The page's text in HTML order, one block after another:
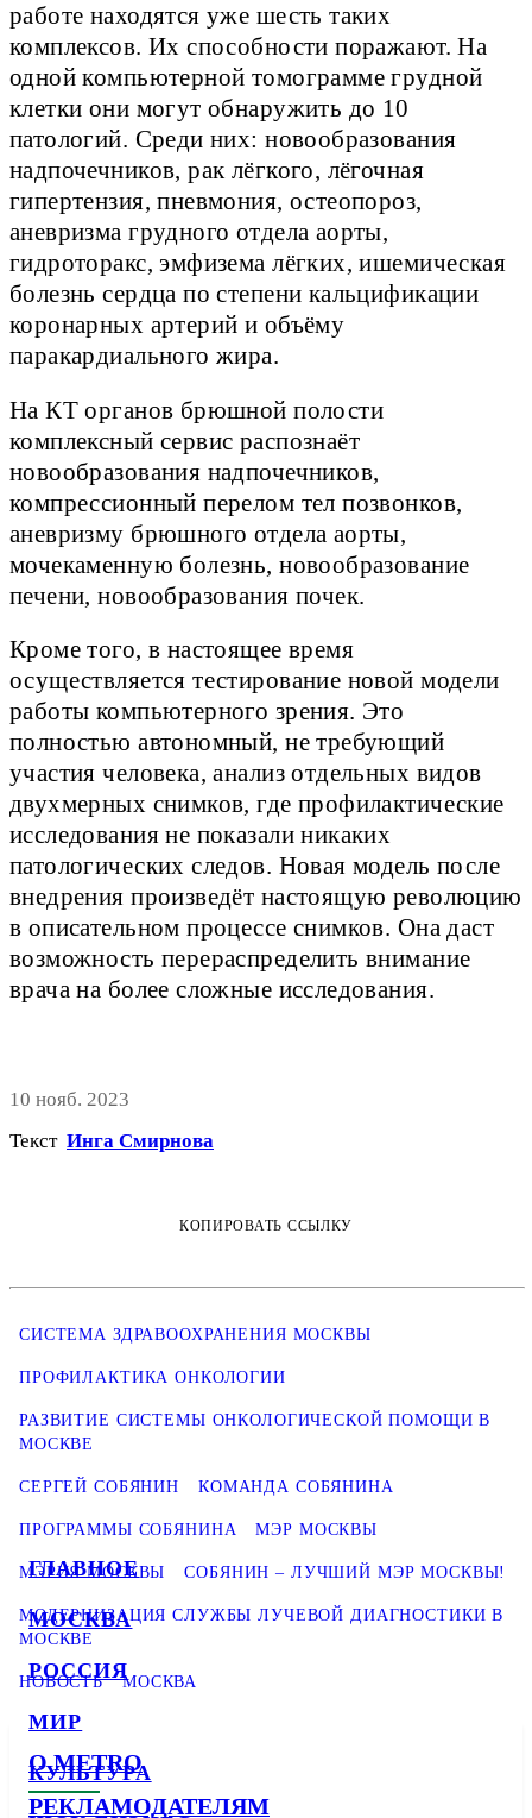
ГЛАВНОЕ
МОСКВА
РОССИЯ
МИР
КУЛЬТУРА
работе находятся уже шесть таких
комплексов. Их способности поражают. На
одной компьютерной томограмме грудной
клетки они могут обнаружить до 10
патологий. Среди них: новообразования
надпочечников, рак лёгкого, лёгочная
гипертензия, пневмония, остеопороз,
аневризма грудного отдела аорты,
гидроторакс, эмфизема лёгких, ишемическая
болезнь сердца по степени кальцификации
коронарных артерий и объёму
паракардиального жира.
На КТ органов брюшной полости
комплексный сервис распознаёт
новообразования надпочечников,
компрессионный перелом тел позвонков,
аневризму брюшного отдела аорты,
мочекаменную болезнь, новообразование
печени, новообразования почек.
Кроме того, в настоящее время
осуществляется тестирование новой модели
работы компьютерного зрения. Это
полностью автономный, не требующий
участия человека, анализ отдельных видов
двухмерных снимков, где профилактические
исследования не показали никаких
патологических следов. Новая модель после
внедрения произведёт настоящую революцию
в описательном процессе снимков. Она даст
возможность перераспределить внимание
врача на более сложные исследования.
10 нояб. 2023
Текст Инга Смирнова
КОПИРОВАТЬ ССЫЛКУ
СИСТЕМА ЗДРАВООХРАНЕНИЯ МОСКВЫ
ПРОФИЛАКТИКА ОНКОЛОГИИ
РАЗВИТИЕ СИСТЕМЫ ОНКОЛОГИЧЕСКОЙ ПОМОЩИ В
МОСКВЕ
СЕРГЕЙ СОБЯНИН КОМАНДА СОБЯНИНА
ПРОГРАММЫ СОБЯНИНА МЭР МОСКВЫ
МЭРИЯ МОСКВЫ СОБЯНИН – ЛУЧШИЙ МЭР МОСКВЫ!
МОДЕРНИЗАЦИЯ СЛУЖБЫ ЛУЧЕВОЙ ДИАГНОСТИКИ В
МОСКВЕ
НОВОСТЬ МОСКВА
О METRO
РЕКЛАМОДАТЕЛЯМ